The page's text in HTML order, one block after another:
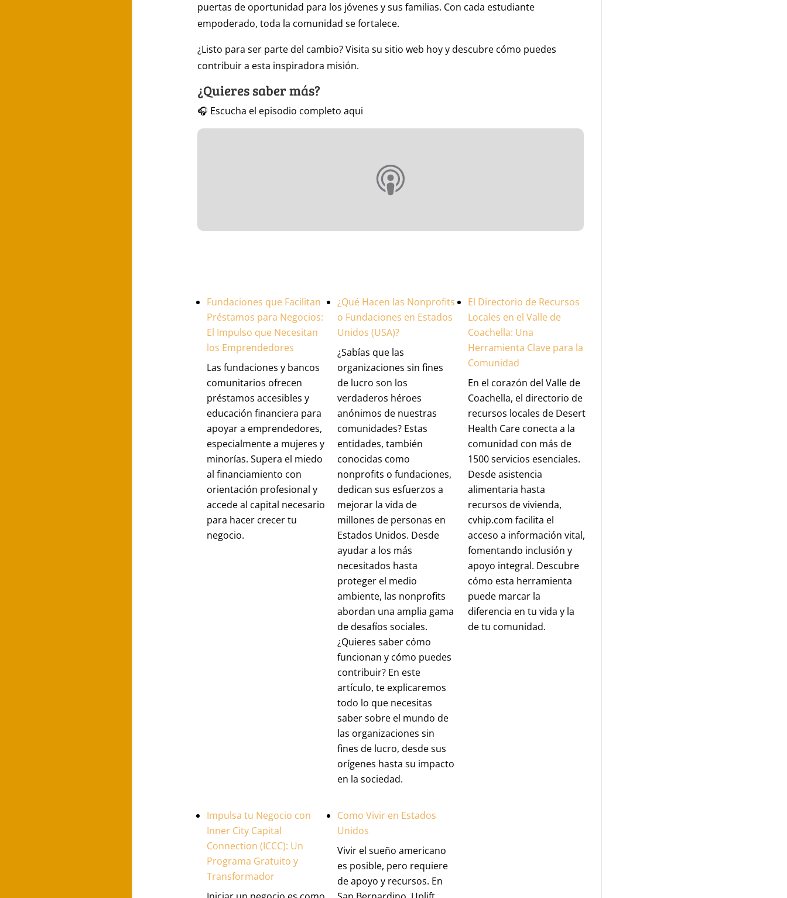
puertas de oportunidad para los jóvenes y sus familias. Con cada estudiante
empoderado, toda la comunidad se fortalece.
¿Listo para ser parte del cambio? Visita su sitio web hoy y descubre cómo puedes
contribuir a esta inspiradora misión.
¿Quieres saber más?
🎧 Escucha el episodio completo aqui
Fundaciones que Facilitan
Préstamos para Negocios:
El Impulso que Necesitan
los Emprendedores
Las fundaciones y bancos
comunitarios ofrecen
préstamos accesibles y
educación financiera para
apoyar a emprendedores,
especialmente a mujeres y
minorías. Supera el miedo
al financiamiento con
orientación profesional y
accede al capital necesario
para hacer crecer tu
negocio.
¿Qué Hacen las Nonprofits
o Fundaciones en Estados
Unidos (USA)?
¿Sabías que las
organizaciones sin fines
de lucro son los
verdaderos héroes
anónimos de nuestras
comunidades? Estas
entidades, también
conocidas como
nonprofits o fundaciones,
dedican sus esfuerzos a
mejorar la vida de
millones de personas en
Estados Unidos. Desde
ayudar a los más
necesitados hasta
proteger el medio
ambiente, las nonprofits
abordan una amplia gama
de desafíos sociales.
¿Quieres saber cómo
funcionan y cómo puedes
contribuir? En este
artículo, te explicaremos
todo lo que necesitas
saber sobre el mundo de
las organizaciones sin
fines de lucro, desde sus
orígenes hasta su impacto
en la sociedad.
El Directorio de Recursos
Locales en el Valle de
Coachella: Una
Herramienta Clave para la
Comunidad
En el corazón del Valle de
Coachella, el directorio de
recursos locales de Desert
Health Care conecta a la
comunidad con más de
1500 servicios esenciales.
Desde asistencia
alimentaria hasta
recursos de vivienda,
cvhip.com facilita el
acceso a información vital,
fomentando inclusión y
apoyo integral. Descubre
cómo esta herramienta
puede marcar la
diferencia en tu vida y la
de tu comunidad.
Impulsa tu Negocio con
Inner City Capital
Connection (ICCC): Un
Programa Gratuito y
Transformador
Como Vivir en Estados
Unidos
Vivir el sueño americano
es posible, pero requiere
de apoyo y recursos. En